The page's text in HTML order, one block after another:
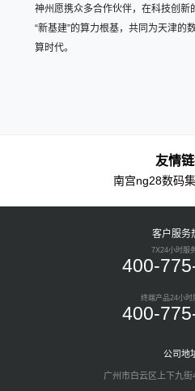
神州愿携众多合作伙伴，在科技创新
“新基建”的算力根基，共同为天津的
算时代。
友情
南宫ng28数码
客户服务
7X24小时服
400-
终端产品24小时
400-
公司地
广州市白云区上下九